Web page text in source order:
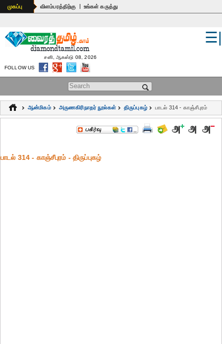
உலகம்
பொதுஅறிவு
கல்வி
ஆன்மிகம்
மருத்துவம்
முகப்பு விளம்பரத்திற்கு | உங்கள் கருத்து
Search form
☰|
சனி, ஆகஸ்டு 08, 2026
FOLLOW US
ஆன்மிகம் அருணகிரிநாதர் நூல்கள் திருப்புகழ் பாடல் 314 - காஞ்சீபுரம்
பாடல் 314 - காஞ்சீபுரம் - திருப்புகழ்